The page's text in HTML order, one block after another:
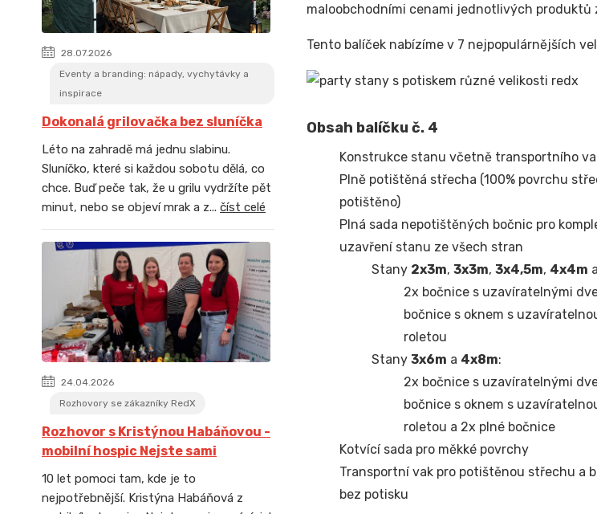
28.07.2026
Eventy a branding: nápady, vychytávky a
inspirace
Dokonalá grilovačka bez sluníčka
Léto na zahradě má jednu slabinu.
Sluníčko, které si každou sobotu dělá, co
chce. Buď peče tak, že u grilu vydržíte pět
minut, nebo se objeví mrak a z... číst celé
24.04.2026
Rozhovory se zákazníky RedX
Rozhovor s Kristýnou Habáňovou -
mobilní hospic Nejste sami
10 let pomoci tam, kde je to
nejpotřebnější. Kristýna Habáňová z
maloobchodními cenami jednotlivých produktů
Tento balíček nabízíme v 7 nejpopulárnějších
Obsah balíčku č. 4
Konstrukce stanu včetně transportního
Plně potištěná střecha (100% povrchu
potištěno)
Plná sada nepotištěných bočnic pro
uzavření stanu ze všech stran
Stany 2x3m, 3x3m, 3x4,5m, 4x4m a
2x bočnice s uzavíratelnými
bočnice s oknem s
roletou
Stany 3x6m a 4x8m:
2x bočnice s uzavíratelnými
bočnice s oknem s
roletou a 2x plné bočnice
Kotvící sada pro měkké povrchy
Transportní vak pro potištěnou střechu a
bez potisku